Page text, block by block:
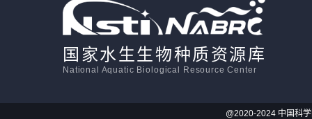
国家水生生物种质资源库
National Aquatic Biological Resource Center
@2020-2024 中国科